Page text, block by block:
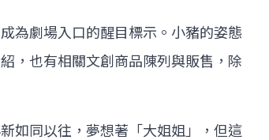
為劇場入口的醒目標示。小豬的姿態
，也有相關文創商品陳列與販售，除
如同以往，夢想著「大姐姐」，但這